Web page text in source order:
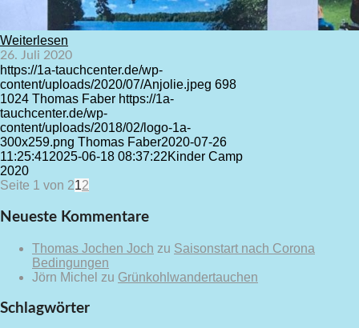
Weiterlesen
26. Juli 2020
https://1a-tauchcenter.de/wp-
content/uploads/2020/07/Anjolie.jpeg 698
1024 Thomas Faber https://1a-
tauchcenter.de/wp-
content/uploads/2018/02/logo-1a-
300x259.png Thomas Faber2020-07-26
11:25:412025-06-18 08:37:22Kinder Camp
2020
Seite 1 von 212
Neueste Kommentare
Thomas Jochen Joch zu Saisonstart nach Corona
Bedingungen
Jörn Michel zu Grünkohlwandertauchen
Schlagwörter